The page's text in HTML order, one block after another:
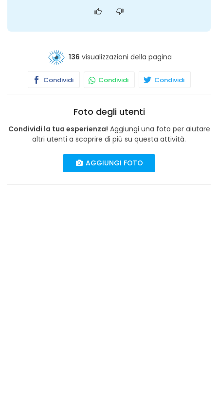
136 visualizzazioni della pagina
Condividi Condividi Condividi
Foto degli utenti
Condividi la tua esperienza! Aggiungi una foto per aiutare
altri utenti a scoprire di più su questa attività.
AGGIUNGI FOTO